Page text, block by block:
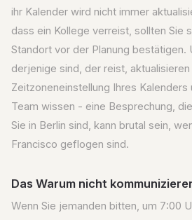
ihr Kalender wird nicht immer
dass ein Kollege verreist, sollten Sie
Standort vor der Planung bestätigen.
derjenige sind, der reist, aktualisieren
Zeitzoneneinstellung Ihres Kalenders
Team wissen - eine Besprechung,
Sie in Berlin sind, kann brutal sein,
Francisco geflogen sind.
Das Warum nicht
Wenn Sie jemanden bitten, um 7:00